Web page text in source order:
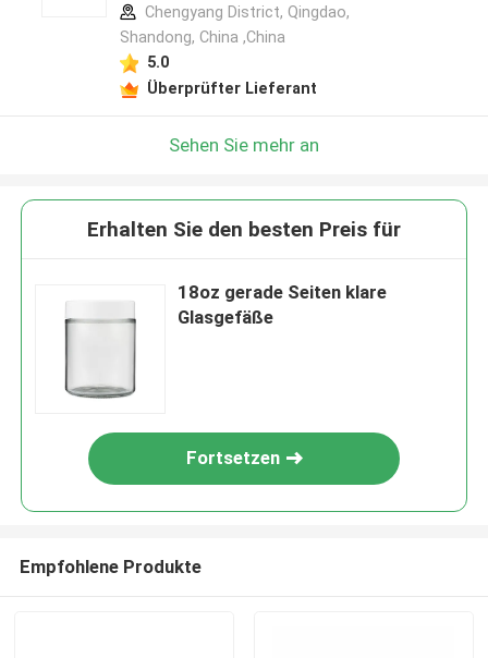
Chengyang District, Qingdao,
Shandong, China ,China
5.0
Überprüfter Lieferant
Sehen Sie mehr an
Erhalten Sie den besten Preis für
18oz gerade Seiten klare
Glasgefäße
Fortsetzen
Empfohlene Produkte